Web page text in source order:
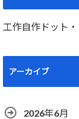
工作自作ドット
アーカイブ
2026年6月